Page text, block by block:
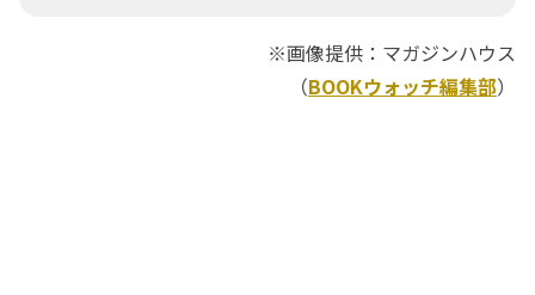
※画像提供：マガジンハウス
（BOOKウォッチ編集部）